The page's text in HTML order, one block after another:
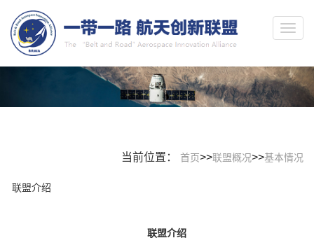
当前位置： 首页>>联盟概况>>基本情况
联盟介绍
联盟介绍